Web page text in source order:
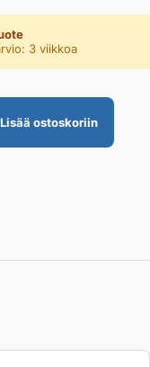
3 viikkoa
Lisää ostoskoriin